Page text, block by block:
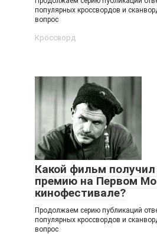
популярных кроссвордов и
вопрос
Кроссворд
Какой фильм
премию на Первом
кинофестивале?
Продолжаем серию публикаций
популярных кроссвордов и
вопрос